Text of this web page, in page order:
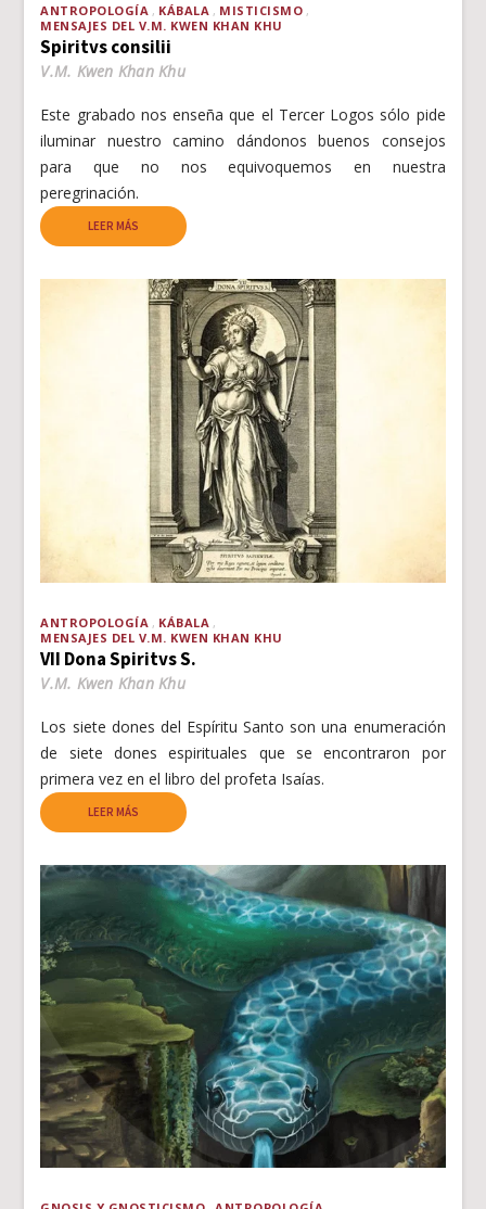
ANTROPOLOGÍA KÁBALA
MISTICISMO
MENSAJES DEL V.M. KWEN KHAN KHU
Spiritvs consilii
V.M. Kwen Khan Khu
Este grabado nos enseña que el Tercer Logos sólo pide
iluminar nuestro camino dándonos buenos consejos
para que no nos equivoquemos en nuestra
peregrinación.
LEER MÁS
ANTROPOLOGÍA
KÁBALA
MENSAJES DEL V.M. KWEN KHAN KHU
VII Dona Spiritvs S.
V.M. Kwen Khan Khu
Los siete dones del Espíritu Santo son una enumeración
de siete dones espirituales que se encontraron por
primera vez en el libro del profeta Isaías.
LEER MÁS